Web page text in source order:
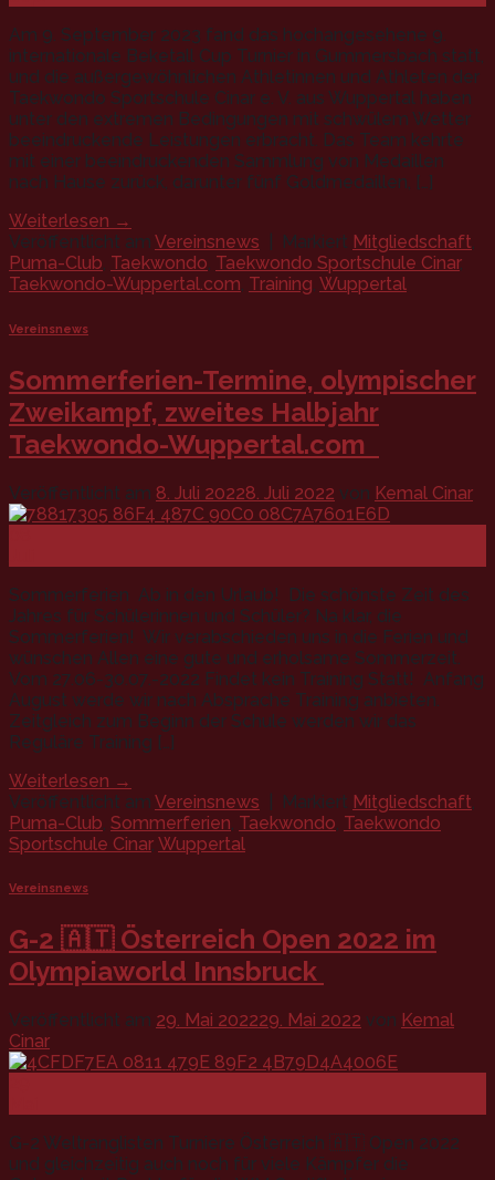
Am 9. September 2023 fand das hochangesehene 9.
internationale Beketall Cup Turnier in Gummersbach statt,
und die außergewöhnlichen Athletinnen und Athleten der
Taekwondo Sportschule Cinar e. V. aus Wuppertal haben
unter den extremen Bedingungen mit schwülem Wetter
beeindruckende Leistungen erbracht. Das Team kehrte
mit einer beeindruckenden Sammlung von Medaillen
nach Hause zurück, darunter fünf Goldmedaillen, […]
Weiterlesen →
Veröffentlicht am Vereinsnews Markiert Mitgliedschaft
Puma-Club Taekwondo Taekwondo Sportschule Cinar,
Taekwondo-Wuppertal.com Training Wuppertal
Vereinsnews
Sommerferien-Termine, olympischer
Zweikampf, zweites Halbjahr
Taekwondo-Wuppertal.com
Veröffentlicht am 8. Juli 20228. Juli 2022 von Kemal Cinar
Sommerferien Ab in den Urlaub! Die schönste Zeit des
Jahres für Schülerinnen und Schüler? Na klar, die
Sommerferien! Wir verabschieden uns in die Ferien und
wünschen Allen eine gute und erholsame Sommerzeit.
Vom 27.06-30.07.-2022 Findet kein Training Statt! Anfang
August werde wir nach Absprache Training anbieten.
Zeitgleich zum Beginn der Schule werden wir das
Reguläre Training […]
Weiterlesen →
Veröffentlicht am Vereinsnews Markiert Mitgliedschaft
Puma-Club Sommerferien Taekwondo Taekwondo
Sportschule Cinar, Wuppertal
Vereinsnews
G-2 🇦🇹 Österreich Open 2022 im
Olympiaworld Innsbruck
Veröffentlicht am 29. Mai 202229. Mai 2022 von Kemal
Cinar
G-2 Weltranglisten Turniere Österreich 🇦🇹 Open 2022
und gleichzeitig auch noch für viele Kämpfer die